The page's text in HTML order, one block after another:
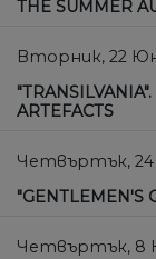
THE SUMMER
Вторник, 22
ARTEFACTS
Четвъртък, 24
"GENTLEMEN'S
Четвъртък, 8